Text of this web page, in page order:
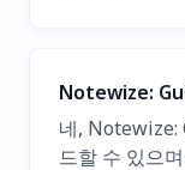
Notewize:
네, Notewize:
드할 수 있으